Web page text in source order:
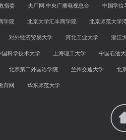
指委 央广网·中央广播电视总台
中国学位
学院 北京大学汇丰商学院
北京师范大学
对外经济贸易大学 河北工业大学
浙江
国科学技术大学 上海理工大学
中国石油
北京第二外国语学院 兰州交通大学
北
育网 华东师范大学